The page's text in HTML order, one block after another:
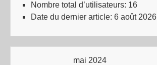
Nombre total d’utilisateurs: 16
Date du dernier article: 6 août 2026
mai 2024